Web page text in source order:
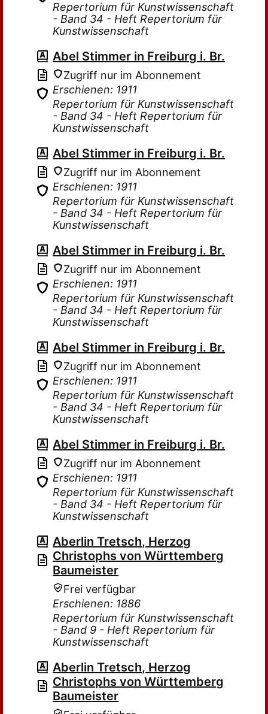
Repertorium für Kunstwissenschaft
- Band 34 - Heft Repertorium für
Kunstwissenschaft
Abel Stimmer in Freiburg i. Br.
Zugriff nur im Abonnement
Erschienen: 1911
Repertorium für Kunstwissenschaft
- Band 34 - Heft Repertorium für
Kunstwissenschaft
Abel Stimmer in Freiburg i. Br.
Zugriff nur im Abonnement
Erschienen: 1911
Repertorium für Kunstwissenschaft
- Band 34 - Heft Repertorium für
Kunstwissenschaft
Abel Stimmer in Freiburg i. Br.
Zugriff nur im Abonnement
Erschienen: 1911
Repertorium für Kunstwissenschaft
- Band 34 - Heft Repertorium für
Kunstwissenschaft
Abel Stimmer in Freiburg i. Br.
Zugriff nur im Abonnement
Erschienen: 1911
Repertorium für Kunstwissenschaft
- Band 34 - Heft Repertorium für
Kunstwissenschaft
Abel Stimmer in Freiburg i. Br.
Zugriff nur im Abonnement
Erschienen: 1911
Repertorium für Kunstwissenschaft
- Band 34 - Heft Repertorium für
Kunstwissenschaft
Aberlin Tretsch, Herzog
Christophs von Württemberg
Baumeister
Frei verfügbar
Erschienen: 1886
Repertorium für Kunstwissenschaft
- Band 9 - Heft Repertorium für
Kunstwissenschaft
Aberlin Tretsch, Herzog
Christophs von Württemberg
Baumeister